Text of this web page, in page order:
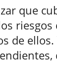
que
riesgos
de